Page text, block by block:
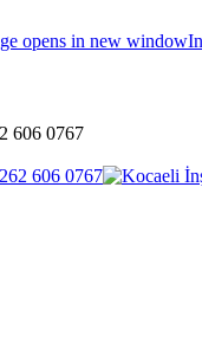
opens in new window
606 0767